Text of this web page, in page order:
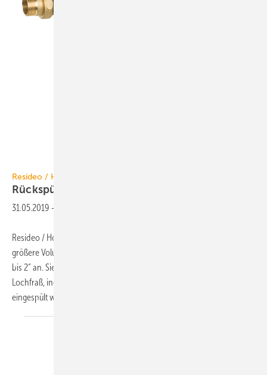
Resideo / Honeywell Home
Rückspülfilter PrimusPlus bis
31.05.2019 -
Resideo / Honeywell Home hat die Filterbaureihe PrimusPlus für
größere Volumenströme erweitert und bietet nun alle Größen von ½“
bis 2“ an. Sie schützen die Trinkwasser-Installation vor Korrosion und
Lochfraß, indem sie verhindern, dass zum Beispiel Sandkörner
eingespült werden. Eine